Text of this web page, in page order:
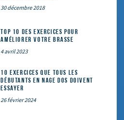
30 décembre 2018
Top 10 des exercices pour
améliorer votre brasse
4 avril 2023
10 exercices que tous les
débutants en nage dos doivent
essayer
26 février 2024